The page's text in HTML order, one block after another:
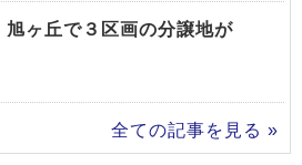
旭ヶ丘で３区画の分譲地が
全ての記事を見る »